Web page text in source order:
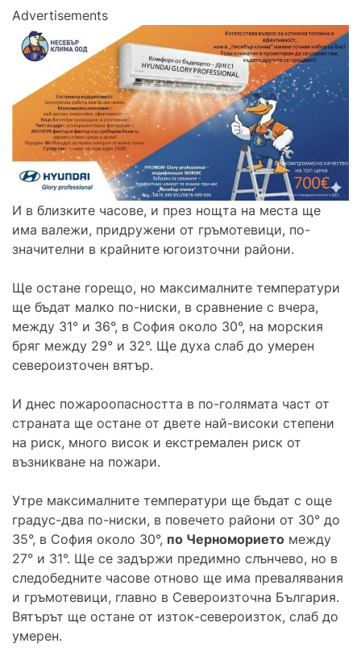
Advertisements
И в близките часове, и през нощта на места ще
има валежи, придружени от гръмотевици, по-
значителни в крайните югоизточни райони.
Ще остане горещо, но максималните температури
ще бъдат малко по-ниски, в сравнение с вчера,
между 31° и 36°, в София около 30°, на морския
бряг между 29° и 32°. Ще духа слаб до умерен
североизточен вятър.
И днес пожароопасността в по-голямата част от
страната ще остане от двете най-високи степени
на риск, много висок и екстремален риск от
възникване на пожари.
Утре максималните температури ще бъдат с още
градус-два по-ниски, в повечето райони от 30° до
35°, в София около 30°, по Черноморието между
27° и 31°. Ще се задържи предимно слънчево, но в
следобедните часове отново ще има превалявания
и гръмотевици, главно в Североизточна България.
Вятърът ще остане от изток-североизток, слаб до
умерен.